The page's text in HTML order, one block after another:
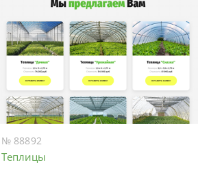
№ 88892
Теплицы